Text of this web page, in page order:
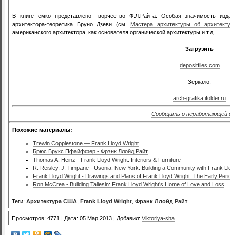
В книге емко представлено творчество Ф.Л.Райта. Особая значимость
архитектора-теоретика Бруно Дзеви (см. Мастера архитектуры об
американского архитектора, как основателя органической архитектуры и т.д.
Загрузить
depositfiles.com
Зеркало:
arch-grafika.ifolder.ru
Сообщить о неработающей
Похожие материалы:
Trewin Copplestone — Frank Lloyd Wright
Брюс Брукс Пфайффер - Фрэнк Ллойд Райт
Thomas A. Heinz - Frank Lloyd Wright. Interiors & Furniture
R. Reisley, J. Timpane - Usonia, New York: Building a Community with Frank
Frank Lloyd Wright - Drawings and Plans of Frank Lloyd Wright: The Early
Ron McCrea - Building Taliesin: Frank Lloyd Wright's Home of Love and Loss
Теги: Архитектура США Frank Lloyd Wright Фрэнк Ллойд Райт
Просмотров: 4771 | Дата: 05 Мар 2013 | Добавил: Viktoriya-sha